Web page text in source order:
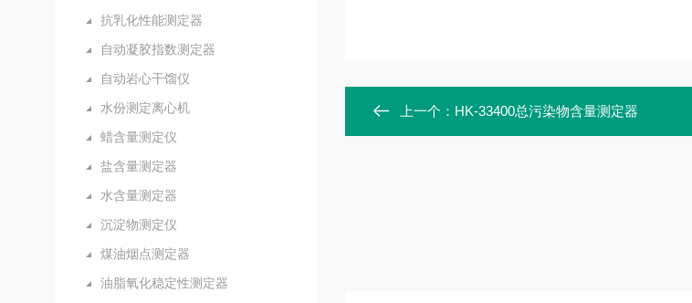
抗乳化性能测定器
自动凝胶指数测定器
自动岩心干馏仪
水份测定离心机
蜡含量测定仪
盐含量测定器
水含量测定器
沉淀物测定仪
煤油烟点测定器
油脂氧化稳定性测定器
上一个： HK-33400总污染物含量测定器